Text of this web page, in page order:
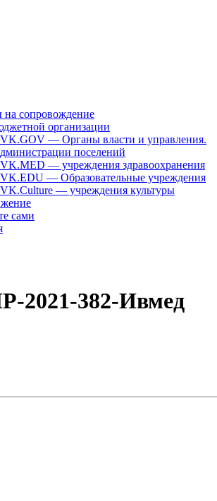
сопровождение
организации
— Органы власти и управления.
поселений
— учреждения здравоохранения
— Образовательные учреждения
— учреждения культуры
сами
2021-382-Ивмед